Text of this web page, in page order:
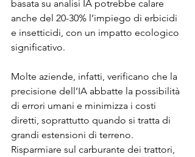
basata su analisi IA potrebbe calare
anche del 20-30% l’impiego di erbicidi
e insetticidi, con un impatto ecologico
significativo.
Molte aziende, infatti, verificano che la
precisione dell’IA abbatte la possibilità
di errori umani e minimizza i costi
diretti, soprattutto quando si tratta di
grandi estensioni di terreno.
Risparmiare sul carburante dei trattori,